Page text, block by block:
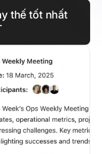
thế tốt nhất